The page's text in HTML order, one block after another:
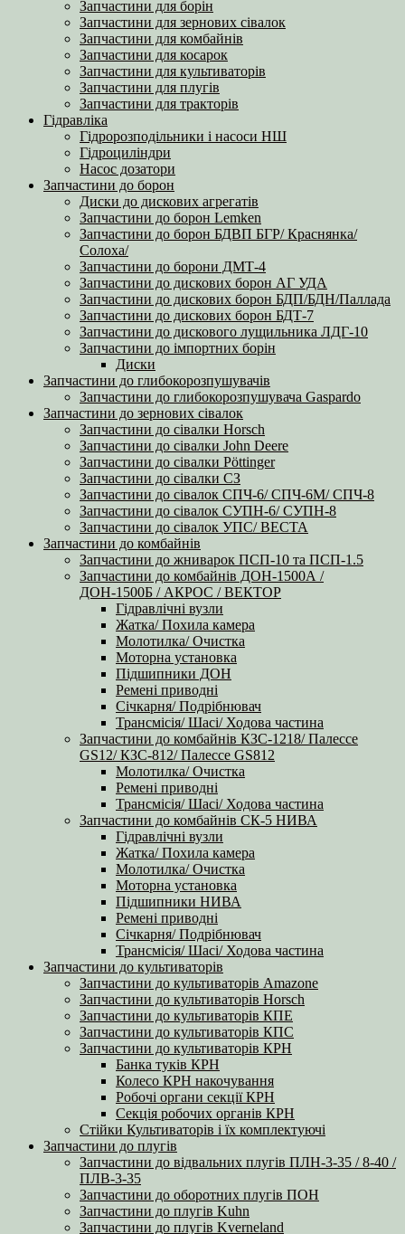
Запчастини для борін
Запчастини для зернових сівалок
Запчастини для комбайнів
Запчастини для косарок
Запчастини для культиваторів
Запчастини для плугів
Запчастини для тракторів
Гідравліка
Гідророзподільники і насоси НШ
Гідроциліндри
Насос дозатори
Запчастини до борон
Диски до дискових агрегатів
Запчастини до борон Lemken
Запчастини до борон БДВП БГР/ Краснянка/
Солоха/
Запчастини до борони ДМТ-4
Запчастини до дискових борон АГ УДА
Запчастини до дискових борон БДП/БДН/Паллада
Запчастини до дискових борон БДТ-7
Запчастини до дискового лущильника ЛДГ-10
Запчастини до імпортних борін
Диски
Запчастини до глибокорозпушувачів
Запчастини до глибокорозпушувача Gaspardo
Запчастини до зернових сівалок
Запчастини до сівалки Horsch
Запчастини до сівалки John Deere
Запчастини до сівалки Pöttinger
Запчастини до сівалки СЗ
Запчастини до сівалок СПЧ-6/ СПЧ-6М/ СПЧ-8
Запчастини до сівалок СУПН-6/ СУПН-8
Запчастини до сівалок УПС/ ВЕСТА
Запчастини до комбайнів
Запчастини до жниварок ПСП-10 та ПСП-1.5
Запчастини до комбайнів ДОН-1500А /
ДОН-1500Б / АКРОС / ВЕКТОР
Гідравлічні вузли
Жатка/ Похила камера
Молотилка/ Очистка
Моторна установка
Підшипники ДОН
Ремені приводні
Січкарня/ Подрібнювач
Трансмісія/ Шасі/ Ходова частина
Запчастини до комбайнів КЗС-1218/ Палессе
GS12/ КЗС-812/ Палессе GS812
Молотилка/ Очистка
Ремені приводні
Трансмісія/ Шасі/ Ходова частина
Запчастини до комбайнів СК-5 НИВА
Гідравлічні вузли
Жатка/ Похила камера
Молотилка/ Очистка
Моторна установка
Підшипники НИВА
Ремені приводні
Січкарня/ Подрібнювач
Трансмісія/ Шасі/ Ходова частина
Запчастини до культиваторів
Запчастини до культиваторів Amazone
Запчастини до культиваторів Horsch
Запчастини до культиваторів КПЕ
Запчастини до культиваторів КПС
Запчастини до культиваторів КРН
Банка туків КРН
Колесо КРН накочування
Робочі органи секції КРН
Секція робочих органів КРН
Стійки Культиваторів і їх комплектуючі
Запчастини до плугів
Запчастини до відвальних плугів ПЛН-3-35 / 8-40 /
ПЛВ-3-35
Запчастини до оборотних плугів ПОН
Запчастини до плугів Kuhn
Запчастини до плугів Kverneland